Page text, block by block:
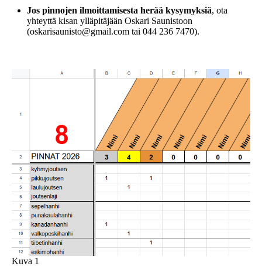
Jos pinnojen ilmoittamisesta herää kysymyksiä, ota
yhteyttä kisan ylläpitäjään Oskari Saunistoon
(oskarisaunisto@gmail.com tai 044 236 7470).
Kuva 1